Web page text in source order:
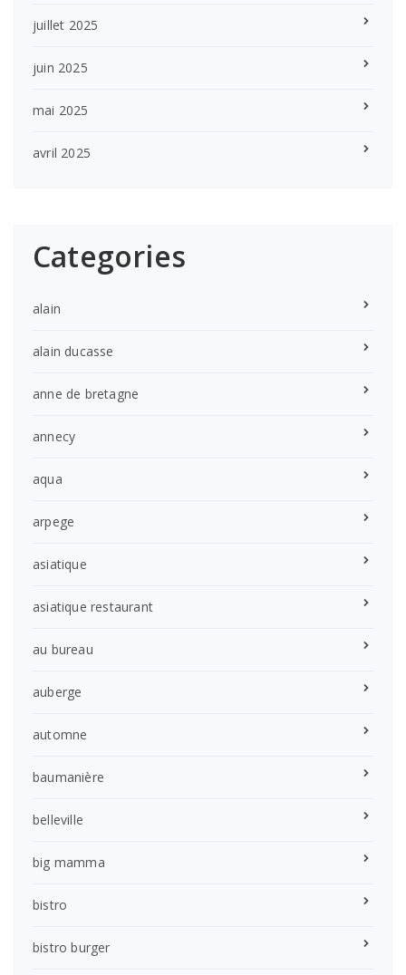
juillet 2025
juin 2025
mai 2025
avril 2025
Categories
alain
alain ducasse
anne de bretagne
annecy
aqua
arpege
asiatique
asiatique restaurant
au bureau
auberge
automne
baumanière
belleville
big mamma
bistro
bistro burger